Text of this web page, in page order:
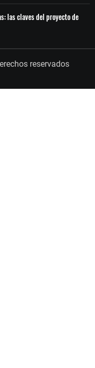
las claves del proyecto de
reservados